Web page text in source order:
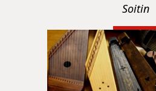
Soitin